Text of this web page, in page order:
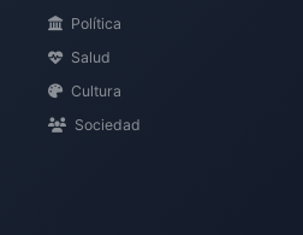
Política
Salud
Cultura
Sociedad